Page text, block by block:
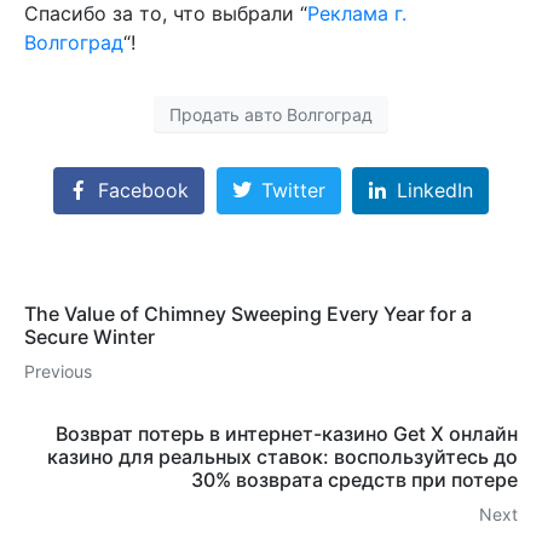
Спасибо за то, что выбрали “Реклама г.
Волгоград“!
Продать авто Волгоград
Facebook Twitter LinkedIn
The Value of Chimney Sweeping Every Year for a
Secure Winter
Previous
Возврат потерь в интернет-казино Get X онлайн
казино для реальных ставок: воспользуйтесь до
30% возврата средств при потере
Next